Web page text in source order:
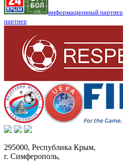
информационный партнер
партнер
295000, Республика Крым,
г. Симферополь,